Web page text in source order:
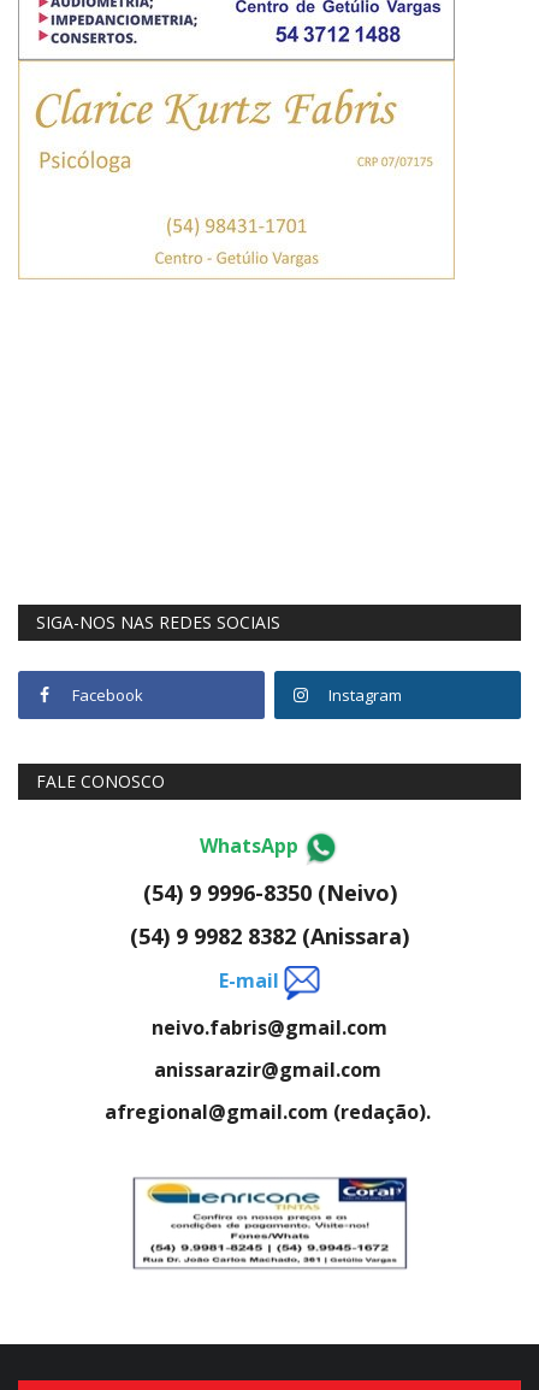
SIGA-NOS NAS REDES SOCIAIS
Facebook Instagram
FALE CONOSCO
WhatsApp
(54) 9 9996-8350 (Neivo)
(54) 9 9982 8382 (Anissara)
E-mail
neivo.fabris@gmail.com
anissarazir@gmail.com
afregional@gmail.com (redação).